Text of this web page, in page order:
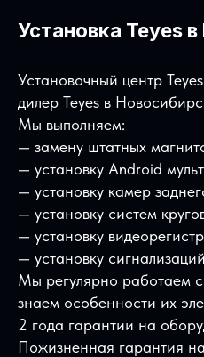
Установка Teyes
Установочный центр
дилер Teyes в
Мы выполняем:
— замену штатных
— установку Android
— установку камер
— установку систем
— установку
— установку
Мы регулярно работаем
знаем особенности их
2 года гарантии на
Пожизненная гарантия
Подберем мультимедиа
ваше авто
– оставьте свои контакты и наш
свяжется с вами